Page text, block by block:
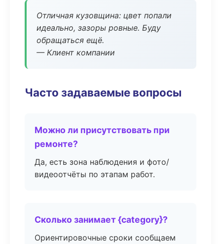
Отличная кузовщина: цвет попали
идеально, зазоры ровные. Буду
обращаться ещё.
— Клиент компании
Часто задаваемые вопросы
Можно ли присутствовать при
ремонте?
Да, есть зона наблюдения и фото/
видеоотчёты по этапам работ.
Сколько занимает {category}?
Ориентировочные сроки сообщаем